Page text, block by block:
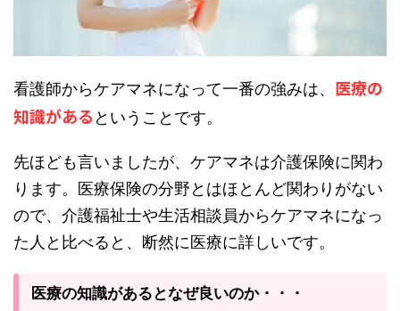
看護師からケアマネになって一番の強みは、 医療の
知識がある ということです。
先ほども言いましたが、ケアマネは介護保険に関わ
ります。医療保険の分野とはほとんど関わりがない
ので、介護福祉士や生活相談員からケアマネになっ
た人と比べると、断然に医療に詳しいです。
医療の知識があるとなぜ良いのか・・・